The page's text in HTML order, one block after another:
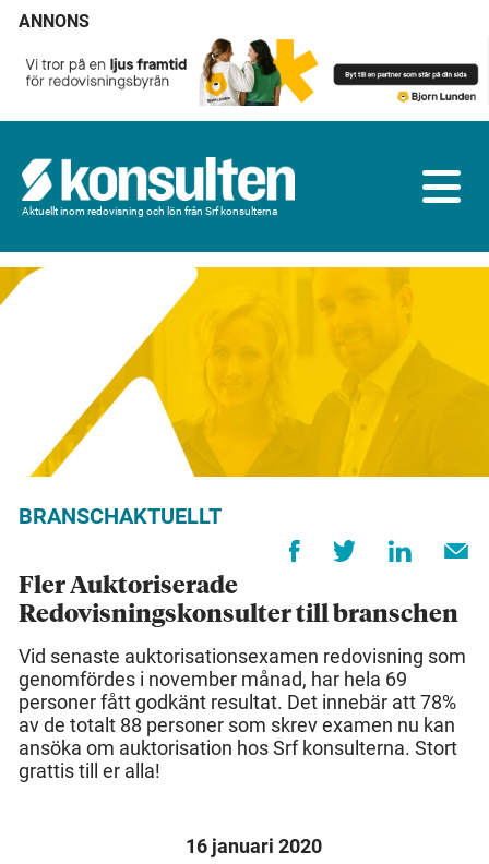
ANNONS
Aktuellt inom redovisning och lön från Srf konsulterna
BRANSCHAKTUELLT
Fler Auktoriserade
Redovisningskonsulter till branschen
Vid senaste auktorisationsexamen redovisning som
genomfördes i november månad, har hela 69
personer fått godkänt resultat. Det innebär att 78%
av de totalt 88 personer som skrev examen nu kan
ansöka om auktorisation hos Srf konsulterna. Stort
grattis till er alla!
16 januari 2020